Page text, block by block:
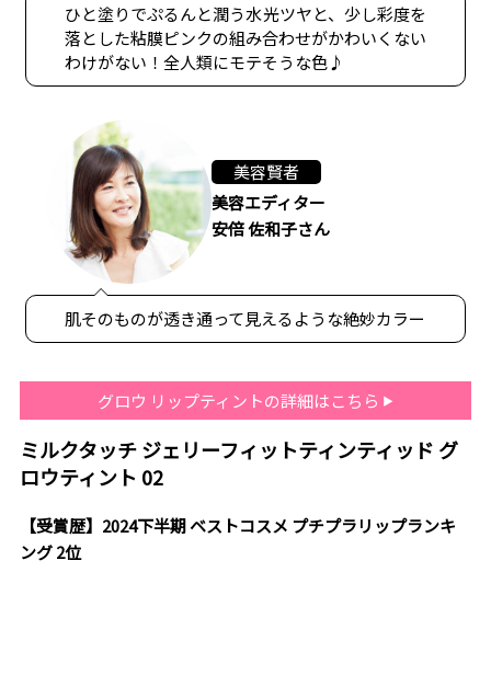
ひと塗りでぷるんと潤う水光ツヤと、少し彩度を
落とした粘膜ピンクの組み合わせがかわいくない
わけがない！全人類にモテそうな色♪
美容賢者
美容エディター
安倍 佐和子さん
肌そのものが透き通って見えるような絶妙カラー
グロウ リップティントの詳細はこちら
ミルクタッチ ジェリーフィットティンティッド グ
ロウティント 02
【受賞歴】2024下半期 ベストコスメ プチプラリップランキ
ング 2位